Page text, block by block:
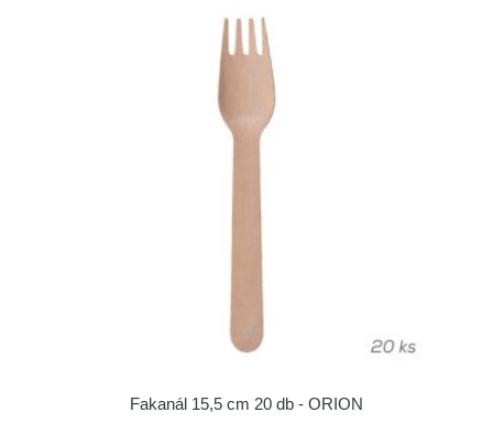
Fakanál 15,5 cm 20 db - ORION